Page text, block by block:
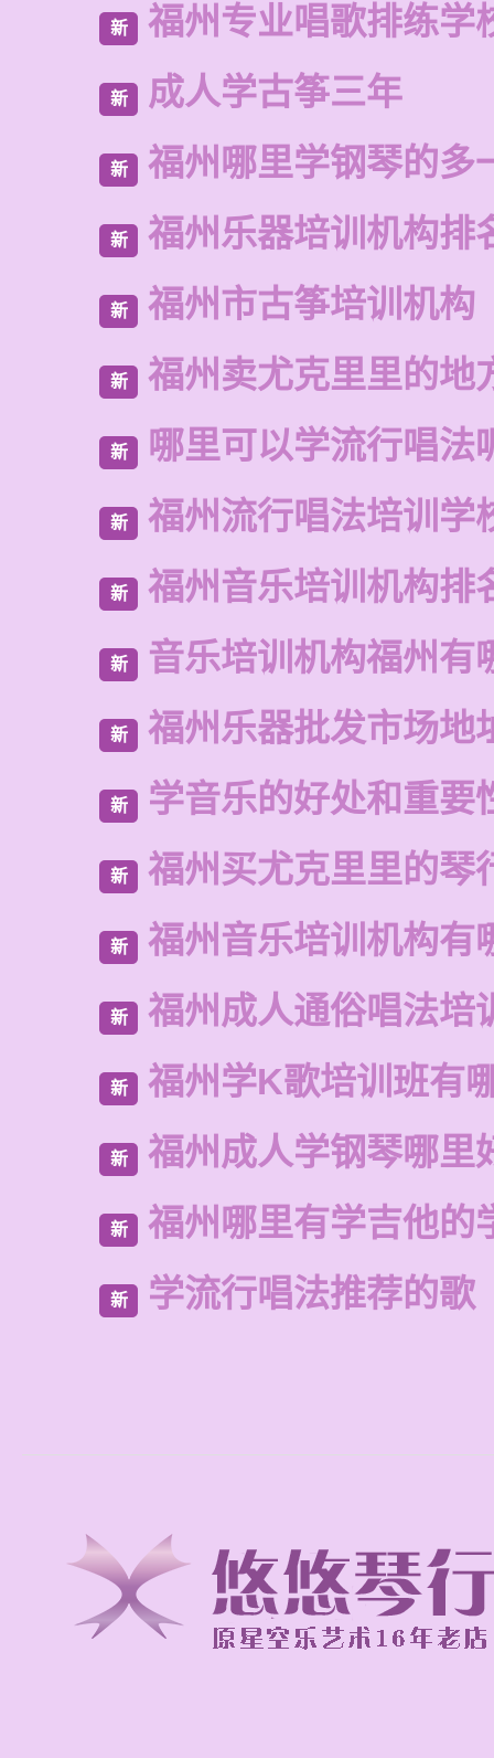
新 福州专业唱歌排练学
新 成人学古筝三年
新 福州哪里学钢琴的多
新 福州乐器培训机构排
新 福州市古筝培训机构
新 福州卖尤克里里的地
新 哪里可以学流行唱法
新 福州流行唱法培训学
新 福州音乐培训机构排
新 音乐培训机构福州有
新 福州乐器批发市场地
新 学音乐的好处和重要
新 福州买尤克里里的琴
新 福州音乐培训机构有
新 福州成人通俗唱法培
新 福州学K歌培训班有
新 福州成人学钢琴哪里
新 福州哪里有学吉他的
新 学流行唱法推荐的歌